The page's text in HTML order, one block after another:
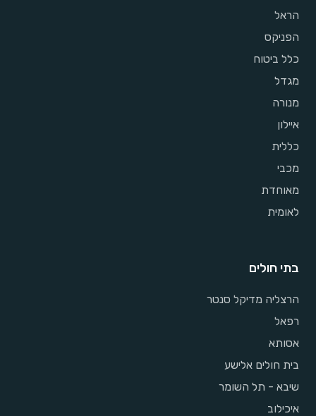
הראל
הפניקס
כלל ביטוח
מגדל
מנורה
איילון
כללית
מכבי
מאוחדת
לאומית
בתי חולים
הרצליה מדיקל סנטר
רפאל
אסותא
בית חולים אלישע
שיבא - תל השומר
איכילוב